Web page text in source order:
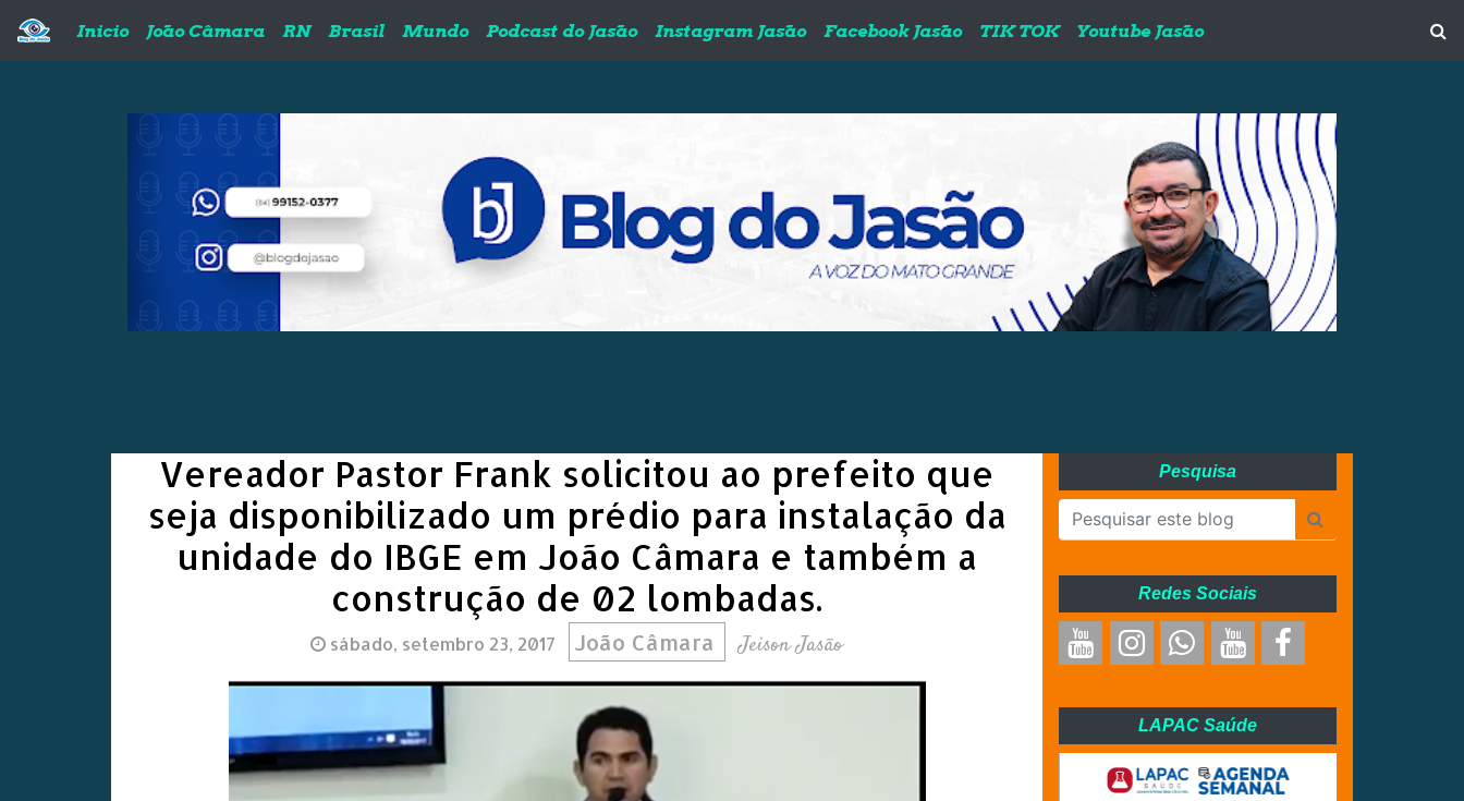
Inicio João Câmara RN Brasil Mundo Podcast do Jasão Instagram Jasão Facebook Jasão TIK TOK Youtube Jasão
Vereador Pastor Frank solicitou ao prefeito que
seja disponibilizado um prédio para instalação da
unidade do IBGE em João Câmara e também a
construção de 02 lombadas.
sábado, setembro 23, 2017 João Câmara Jeison Jasão
Pesquisa
Redes Sociais
LAPAC Saúde